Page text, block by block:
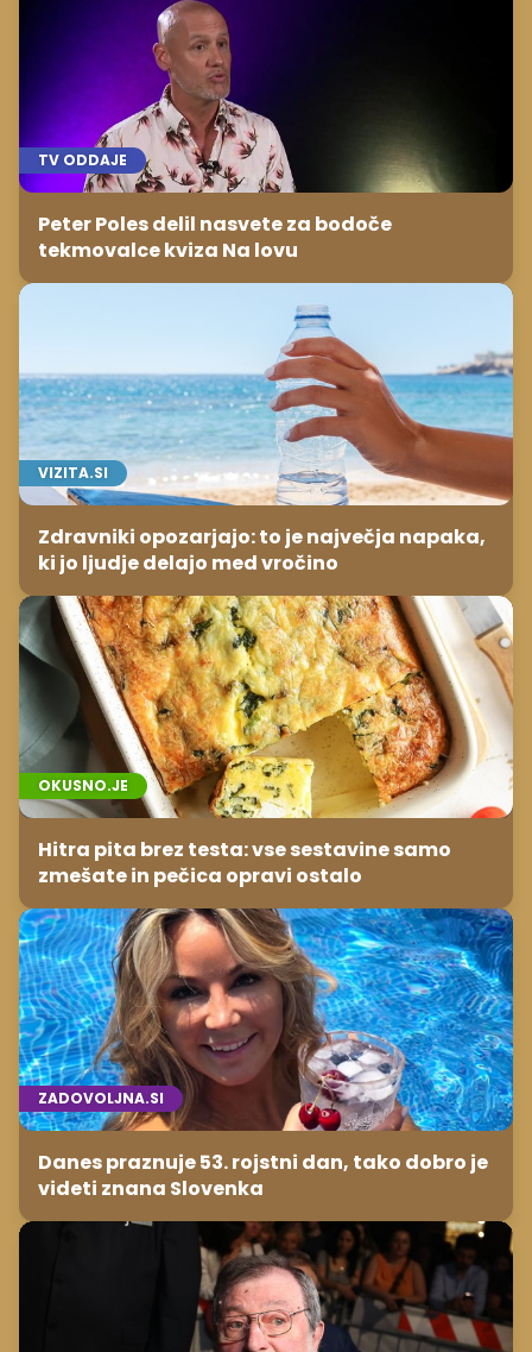
TV ODDAJE
Peter Poles delil nasvete za bodoče
tekmovalce kviza Na lovu
VIZITA.SI
Zdravniki opozarjajo: to je največja napaka,
ki jo ljudje delajo med vročino
OKUSNO.JE
Hitra pita brez testa: vse sestavine samo
zmešate in pečica opravi ostalo
ZADOVOLJNA.SI
Danes praznuje 53. rojstni dan, tako dobro je
videti znana Slovenka